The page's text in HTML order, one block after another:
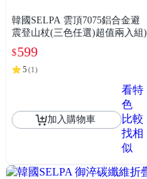
韓國SELPA 雲頂7075鋁合金避
震登山杖(三色任選)超值兩入組)
$599
5(1)
加入購物車
看特
色
比較
找相
似